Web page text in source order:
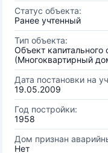
Статус объекта:
Ранее учтенный
Тип объекта:
Объект капитального
(Многоквартирный
Дата постановки на
19.05.2009
Год постройки:
1958
Дом признан
Нет